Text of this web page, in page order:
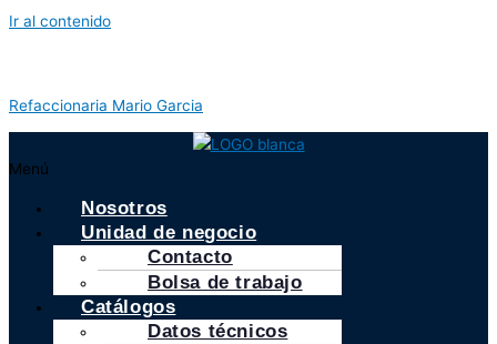
Ir al contenido
Refaccionaria Mario Garcia
Menú
Nosotros
Unidad de negocio
Contacto
Bolsa de trabajo
Catálogos
Datos técnicos